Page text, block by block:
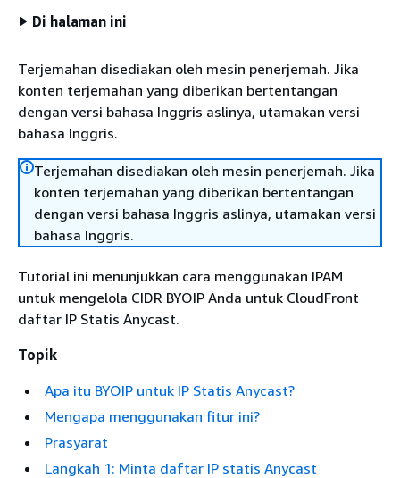
Di halaman ini
Terjemahan disediakan oleh mesin penerjemah. Jika
konten terjemahan yang diberikan bertentangan
dengan versi bahasa Inggris aslinya, utamakan versi
bahasa Inggris.
Terjemahan disediakan oleh mesin penerjemah. Jika
konten terjemahan yang diberikan bertentangan
dengan versi bahasa Inggris aslinya, utamakan versi
bahasa Inggris.
Tutorial ini menunjukkan cara menggunakan IPAM
untuk mengelola CIDR BYOIP Anda untuk CloudFront
daftar IP Statis Anycast.
Topik
Apa itu BYOIP untuk IP Statis Anycast?
Mengapa menggunakan fitur ini?
Prasyarat
Langkah 1: Minta daftar IP statis Anycast